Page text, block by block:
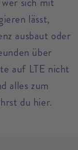
lässt,
ausbaut oder
über
auf LTE nicht
alles zum
du hier.